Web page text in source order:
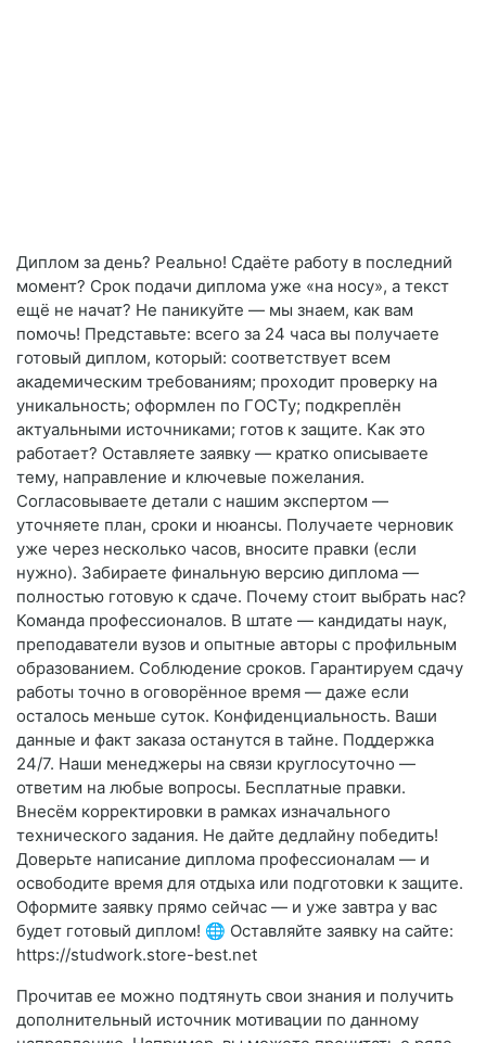
Диплом за день? Реально! Сдаёте работу в последний
момент? Срок подачи диплома уже «на носу», а текст
ещё не начат? Не паникуйте — мы знаем, как вам
помочь! Представьте: всего за 24 часа вы получаете
готовый диплом, который: соответствует всем
академическим требованиям; проходит проверку на
уникальность; оформлен по ГОСТу; подкреплён
актуальными источниками; готов к защите. Как это
работает? Оставляете заявку — кратко описываете
тему, направление и ключевые пожелания.
Согласовываете детали с нашим экспертом —
уточняете план, сроки и нюансы. Получаете черновик
уже через несколько часов, вносите правки (если
нужно). Забираете финальную версию диплома —
полностью готовую к сдаче. Почему стоит выбрать нас?
Команда профессионалов. В штате — кандидаты наук,
преподаватели вузов и опытные авторы с профильным
образованием. Соблюдение сроков. Гарантируем сдачу
работы точно в оговорённое время — даже если
осталось меньше суток. Конфиденциальность. Ваши
данные и факт заказа останутся в тайне. Поддержка
24/7. Наши менеджеры на связи круглосуточно —
ответим на любые вопросы. Бесплатные правки.
Внесём корректировки в рамках изначального
технического задания. Не дайте дедлайну победить!
Доверьте написание диплома профессионалам — и
освободите время для отдыха или подготовки к защите.
Оформите заявку прямо сейчас — и уже завтра у вас
будет готовый диплом! 🌐 Оставляйте заявку на сайте:
https://studwork.store-best.net
Прочитав ее можно подтянуть свои знания и получить
дополнительный источник мотивации по данному